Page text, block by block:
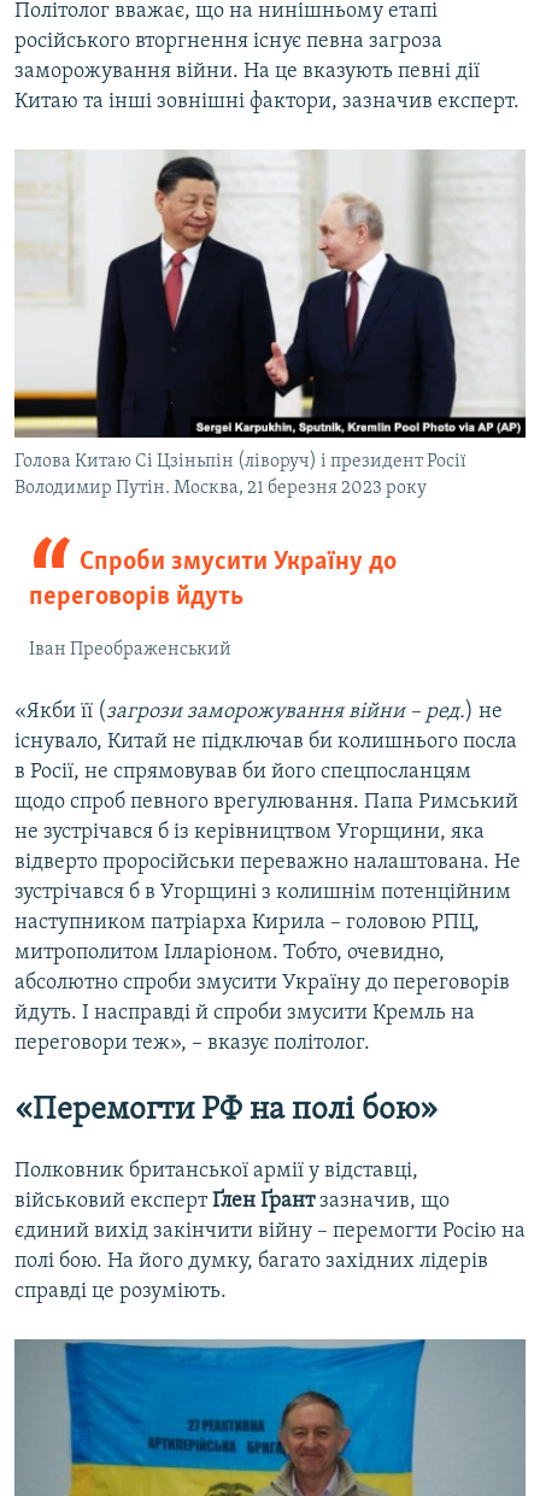
Політолог вважає, що на нинішньому етапі
російського вторгнення існує певна загроза
заморожування війни. На це вказують певні дії
Китаю та інші зовнішні фактори, зазначив експерт.
Голова Китаю Сі Цзіньпін (ліворуч) і президент Росії
Володимир Путін. Москва, 21 березня 2023 року
Спроби змусити Україну до
переговорів йдуть
Іван Преображенський
«Якби її (загрози заморожування війни – ред.) не
існувало, Китай не підключав би колишнього посла
в Росії, не спрямовував би його спецпосланцям
щодо спроб певного врегулювання. Папа Римський
не зустрічався б із керівництвом Угорщини, яка
відверто проросійськи переважно налаштована. Не
зустрічався б в Угорщині з колишнім потенційним
наступником патріарха Кирила – головою РПЦ,
митрополитом Ілларіоном. Тобто, очевидно,
абсолютно спроби змусити Україну до переговорів
йдуть. І насправді й спроби змусити Кремль на
переговори теж», – вказує політолог.
«Перемогти РФ на полі бою»
Полковник британської армії у відставці,
військовий експертҐлен Ґрантзазначив, що
єдиний вихід закінчити війну – перемогти Росію на
полі бою. На його думку, багато західних лідерів
справді це розуміють.